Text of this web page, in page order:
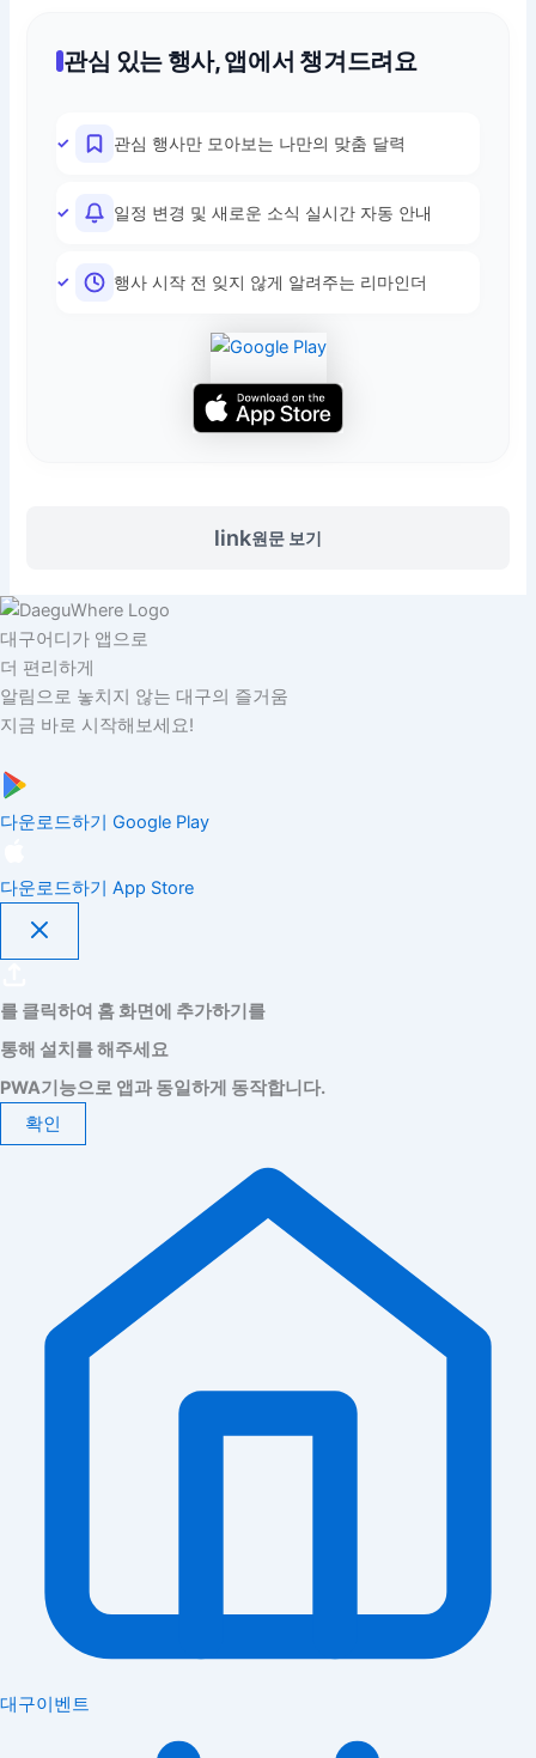
관심 있는 행사, 앱에서 챙겨드려요
관심 행사만 모아보는 나만의 맞춤 달력
일정 변경 및 새로운 소식 실시간 자동 안내
행사 시작 전 잊지 않게 알려주는 리마인더
link원문 보기
대구어디가 앱으로
더 편리하게
알림으로 놓치지 않는 대구의 즐거움
지금 바로 시작해보세요!
다운로드하기 Google Play
다운로드하기 App Store
를 클릭하여 홈 화면에 추가하기를
통해 설치를 해주세요
PWA기능으로 앱과 동일하게 동작합니다.
확인
대구이벤트